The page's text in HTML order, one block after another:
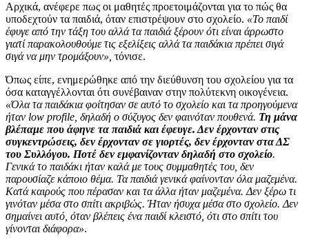
Αρχικά, ανέφερε πως οι μαθητές προετοιμάζονται για το πώς θα
υποδεχτούν τα παιδιά, όταν επιστρέψουν στο σχολείο. «Το παιδί
έφυγε από την τάξη του αλλά τα παιδιά ξέρουν ότι είναι άρρωστο
γιατί παρακολουθούμε τις εξελίξεις αλλά τα παιδάκια πρέπει σιγά
σιγά να μην τρομάξουν», τόνισε.
Όπως είπε, ενημερώθηκε από την διεύθυνση του σχολείου για τα
όσα καταγγέλλονται ότι συνέβαιναν στην πολύτεκνη οικογένεια.
«Όλα τα παιδάκια φοίτησαν σε αυτό το σχολείο και τα προηγούμενα
ήταν low profile, δηλαδή ο σύζυγος δεν φαινόταν πουθενά. Τη μάνα
βλέπαμε που άφηνε τα παιδιά και έφευγε. Δεν έρχονταν στις
συγκεντρώσεις, δεν έρχονταν σε γιορτές, δεν έρχονταν στα ΔΣ
του Συλλόγου. Ποτέ δεν εμφανίζονταν δηλαδή στο σχολείο.
Γενικά το παιδάκι ήταν καλά με τους συμμαθητές του, δεν
παρουσίαζε κάποιο θέμα. Τα παιδιά γενικά φαίνονταν όλα μαζεμένα.
Κατά καιρούς που πέρασαν και τα άλλα ήταν μαζεμένα. Δεν ξέρω τι
γινόταν μέσα στο σπίτι ακριβώς. Ήταν ήσυχα μέσα στο σχολείο. Δεν
σημαίνει αυτό, όταν βλέπεις ένα παιδί κλειστό, ότι στο σπίτι του
γίνονται διάφορα».